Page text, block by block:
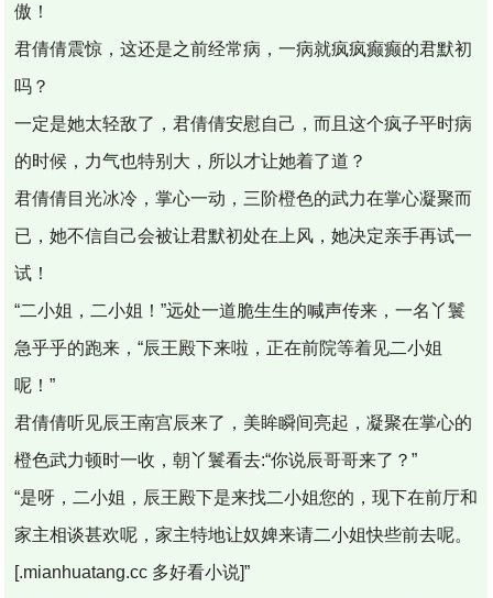
傲！
君倩倩震惊，这还是之前经常病，一病就疯疯癫癫的君默初
吗？
一定是她太轻敌了，君倩倩安慰自己，而且这个疯子平时病
的时候，力气也特别大，所以才让她着了道？
君倩倩目光冰冷，掌心一动，三阶橙色的武力在掌心凝聚而
已，她不信自己会被让君默初处在上风，她决定亲手再试一
试！
“二小姐，二小姐！”远处一道脆生生的喊声传来，一名丫鬟
急乎乎的跑来，“辰王殿下来啦，正在前院等着见二小姐
呢！”
君倩倩听见辰王南宫辰来了，美眸瞬间亮起，凝聚在掌心的
橙色武力顿时一收，朝丫鬟看去:“你说辰哥哥来了？”
“是呀，二小姐，辰王殿下是来找二小姐您的，现下在前厅和
家主相谈甚欢呢，家主特地让奴婢来请二小姐快些前去呢。
[.mianhuatang.cc 多好看小说]”